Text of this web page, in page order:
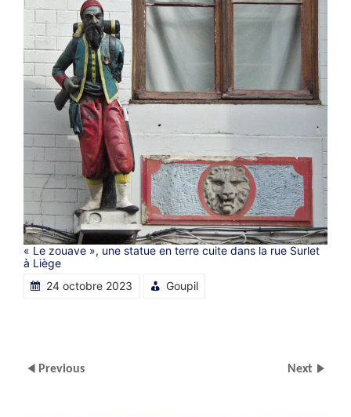
« Le zouave », une statue en terre cuite dans la rue Surlet
à Liège
24 octobre 2023
Goupil
Previous Next